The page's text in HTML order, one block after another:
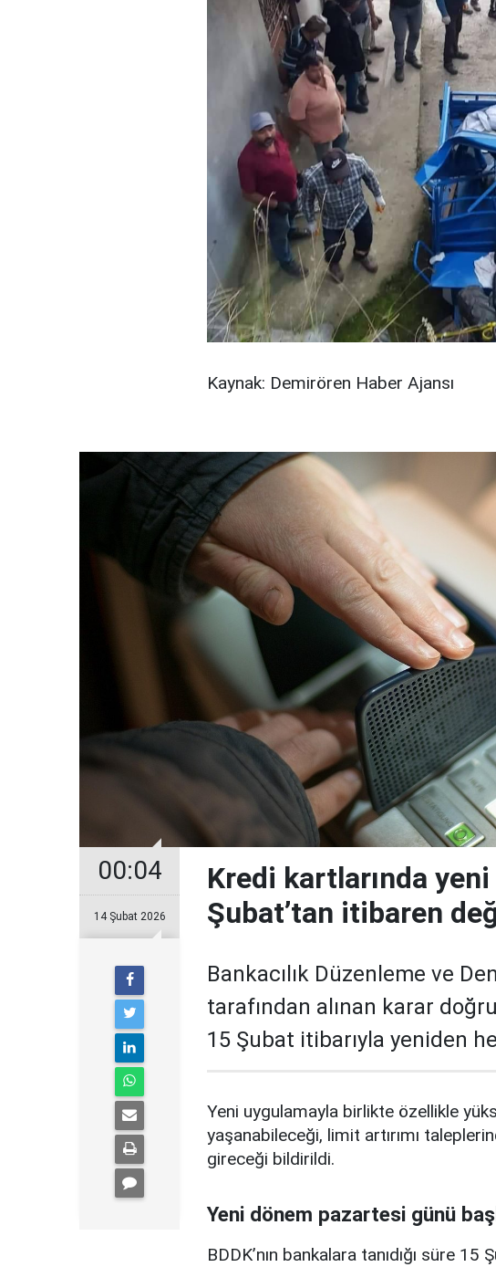
Kaynak: Demirören Haber Ajansı
00:04
14 Şubat 2026
Kredi kartlarında
Şubat’tan itibaren
Bankacılık Düzenleme ve
tarafından alınan karar
15 Şubat itibarıyla yeniden
Yeni uygulamayla birlikte özellikle
yaşanabileceği, limit artırımı
gireceği bildirildi.
Yeni dönem pazartesi günü
BDDK’nın bankalara tanıdığı süre